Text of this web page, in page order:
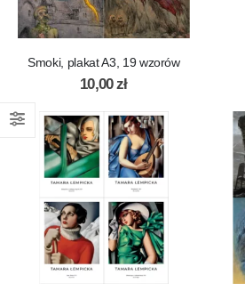
Smoki, plakat A3, 19 wzorów
10,00zł